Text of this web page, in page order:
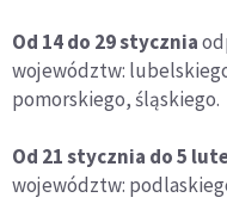
Od 14 do 29 stycznia
województw:
pomorskiego, śląskiego.
Od 21 stycznia do 5
województw: